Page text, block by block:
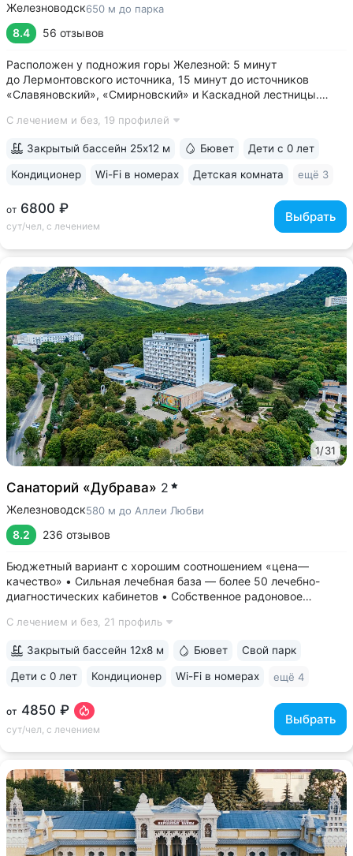
Железноводск650 м до парка
8.4 56 отзывов
Расположен у подножия горы Железной: 5 минут
до Лермонтовского источника, 15 минут до источников
«Славяновский», «Смирновский» и Каскадной лестницы.
Лечебные ванны с природной минеральной водой: вода
С лечением и без, 19 профилей
от 6800 ₽
сут/чел, с лечением
Выбрать
Закрытый бассейн 25х12 м Бювет Дети с 0 лет
Кондиционер Wi-Fi в номерах Детская комната ещё 3
1/31
Санаторий «Дубрава» 2
Железноводск580 м до Аллеи Любви
8.2 236 отзывов
Бюджетный вариант с хорошим соотношением «цена—
качество» • Сильная лечебная база — более 50 лечебно-
диагностических кабинетов • Собственное радоновое
с минеральной водой «Славяновская» и «Смирновская» •
С лечением и без, 21 профиль
от 4850 ₽
сут/чел, с лечением
Выбрать
Закрытый бассейн 12х8 м Бювет Свой парк
Дети с 0 лет Кондиционер Wi-Fi в номерах ещё 4